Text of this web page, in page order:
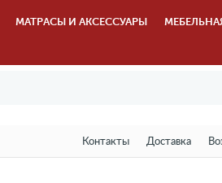
МАТРАСЫ И АКСЕССУАРЫ
Контакты Доставка